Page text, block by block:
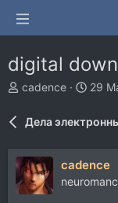
digital
А
о
р
т
е
м
cadence
Д
н
а
29
Дела
cadence